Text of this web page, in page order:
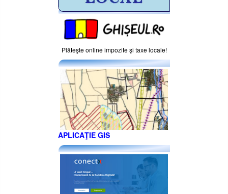
Plăteşte online impozite şi taxe locale!
APLICAŢIE GIS